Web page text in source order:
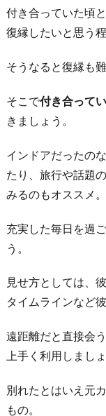
分
磨
き
忘
れ
い
5.
ポ
ジ
ブ
さ
ア
ピ
ル
付き合っていた頃
復縁したいと思う
そうなると復縁も
そこで付き合って
きましょう。
インドアだったの
たり、旅行や話題
みるのもオススメ。
充実した毎日を過
う。
見せ方としては、
タイムラインなど
遠距離だと直接会
上手く利用しましょ
別れたとはいえ元
もの。